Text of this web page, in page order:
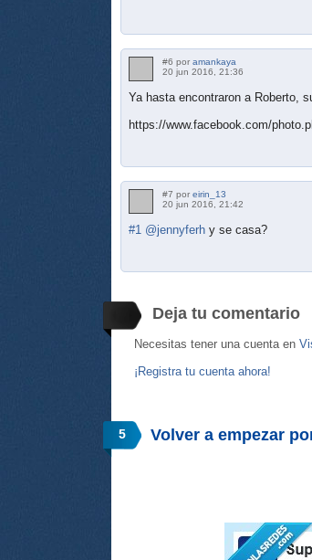
#6 por amankaya
20 jun 2016, 21:36
Ya hasta encontraron a Roberto,
https://www.facebook.com/
#7 por eirin_13
20 jun 2016, 21:42
#1 @jennyferh y se casa?
Deja tu comentario
Necesitas tener una cuenta en
¡Registra tu cuenta ahora!
5 Volver a empezar